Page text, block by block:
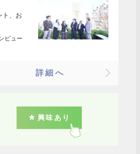
ト、お
ピュー
詳細へ
興味あり